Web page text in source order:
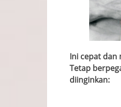
Ini cepat dan
Tetap
diinginkan: